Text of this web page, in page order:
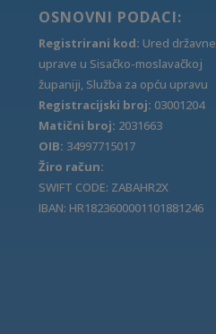
OSNOVNI PODACI:
Registrirani kod: Ured državne
uprave u Sisačko-moslavačkoj
županiji, Služba za opću upravu
Registracijski broj: 03001204
Matični broj: 2031663
OIB: 34997715017
Žiro račun:
SWIFT CODE: ZABAHR2X
IBAN: HR1823600001101881246